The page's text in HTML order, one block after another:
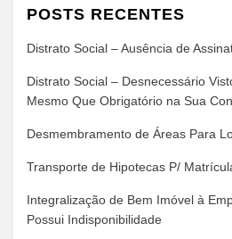
POSTS RECENTES
Distrato Social – Ausência de
Distrato Social – Desnecessário
Mesmo Que Obrigatório na Sua
Desmembramento de Áreas Para
Transporte de Hipotecas P/
Integralização de Bem Imóvel à
Possui Indisponibilidade